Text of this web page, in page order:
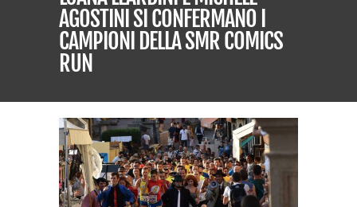
AGOSTINI SI CONFERMANO I
CAMPIONI DELLA SMR COMICS
RUN